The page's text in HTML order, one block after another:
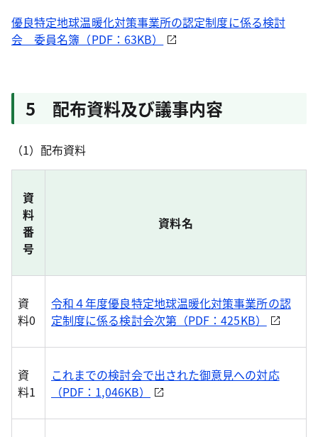
優良特定地球温暖化対策事業所の認定制度に係る検討
会 委員名簿（PDF：63KB）
5 配布資料及び議事内容
（1）配布資料
資
料
番
号
資料名
資
料0
令和４年度優良特定地球温暖化対策事業所の認
定制度に係る検討会次第（PDF：425KB）
資
料1
これまでの検討会で出された御意見への対応
（PDF：1,046KB）